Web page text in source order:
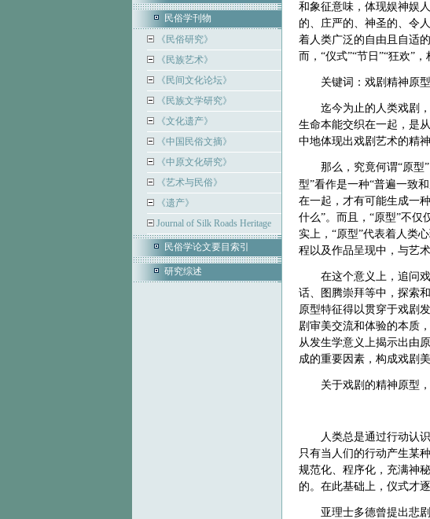
民俗学刊物
《民俗研究》
《民族艺术》
《民间文化论坛》
《民族文学研究》
《文化遗产》
《中国民俗文摘》
《中原文化研究》
《艺术与民俗》
《遗产》
Journal of Silk Roads Heritage
民俗学论文要目索引
研究综述
和象征意味，体现娱神娱
的、庄严的、神圣的、令
着人类广泛的自由且自适
而，“仪式”“节日”“狂欢”
关键词：戏剧精神原
迄今为止的人类戏剧
生命本能交织在一起，是
中地体现出戏剧艺术的精神
那么，究竟何谓“原型
型”看作是一种“普遍一致
在一起，才有可能生成一
什么”。而且，“原型”不
实上，“原型”代表着人类
程以及作品呈现中，与艺
在这个意义上，追问
话、图腾崇拜等中，探索
原型特征得以贯穿于戏剧
剧审美交流和体验的本质
从发生学意义上揭示出由
成的重要因素，构成戏剧
关于戏剧的精神原型
人类总是通过行动认
只有当人们的行动产生某
规范化、程序化，充满神
的。在此基础上，仪式才
亚理士多德曾提出悲